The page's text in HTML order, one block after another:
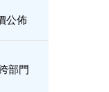
公佈
部門